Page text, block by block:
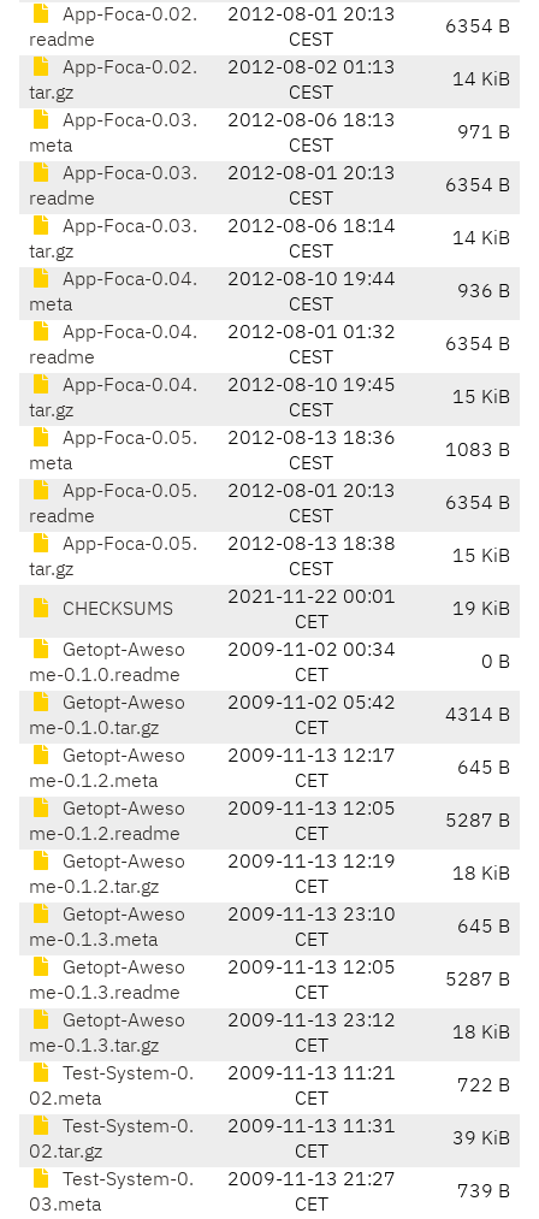
App-Foca-0.02.
readme
2012-08-01 20:13
CEST
6354 B
App-Foca-0.02.
tar.gz
2012-08-02 01:13
CEST
14 KiB
App-Foca-0.03.
meta
2012-08-06 18:13
CEST
971 B
App-Foca-0.03.
readme
2012-08-01 20:13
CEST
6354 B
App-Foca-0.03.
tar.gz
2012-08-06 18:14
CEST
14 KiB
App-Foca-0.04.
meta
2012-08-10 19:44
CEST
936 B
App-Foca-0.04.
readme
2012-08-01 01:32
CEST
6354 B
App-Foca-0.04.
tar.gz
2012-08-10 19:45
CEST
15 KiB
App-Foca-0.05.
meta
2012-08-13 18:36
CEST
1083 B
App-Foca-0.05.
readme
2012-08-01 20:13
CEST
6354 B
App-Foca-0.05.
tar.gz
2012-08-13 18:38
CEST
15 KiB
CHECKSUMS
2021-11-22 00:01
CET
19 KiB
Getopt-Aweso
me-0.1.0.readme
2009-11-02 00:34
CET
0 B
Getopt-Aweso
me-0.1.0.tar.gz
2009-11-02 05:42
CET
4314 B
Getopt-Aweso
me-0.1.2.meta
2009-11-13 12:17
CET
645 B
Getopt-Aweso
me-0.1.2.readme
2009-11-13 12:05
CET
5287 B
Getopt-Aweso
me-0.1.2.tar.gz
2009-11-13 12:19
CET
18 KiB
Getopt-Aweso
me-0.1.3.meta
2009-11-13 23:10
CET
645 B
Getopt-Aweso
me-0.1.3.readme
2009-11-13 12:05
CET
5287 B
Getopt-Aweso
me-0.1.3.tar.gz
2009-11-13 23:12
CET
18 KiB
Test-System-0.
02.meta
2009-11-13 11:21
CET
722 B
Test-System-0.
02.tar.gz
2009-11-13 11:31
CET
39 KiB
Test-System-0.
03.meta
2009-11-13 21:27
CET
739 B